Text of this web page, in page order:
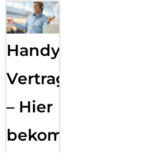
Handy
Vertragsabwicklung
– Hier
bekommst